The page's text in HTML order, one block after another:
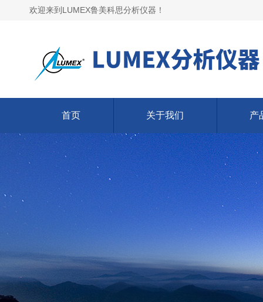
欢迎来到LUMEX鲁美科思分析仪器！
首页 关于我们 产